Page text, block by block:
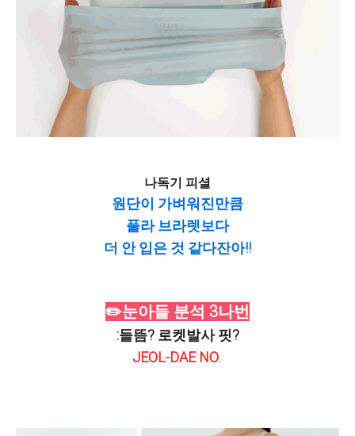
나독기 피셜
원단이 가벼워진만큼
풀라 브라렛보다
더 안 입은 것 같다잔아!!
✏️눈아들 분석 3나번
:들뜸? 로켓발사 핏?
JEOL-DAE NO.